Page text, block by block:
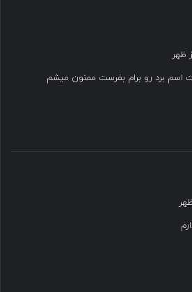
اسم برد رو برام بفرست ممنون میشم